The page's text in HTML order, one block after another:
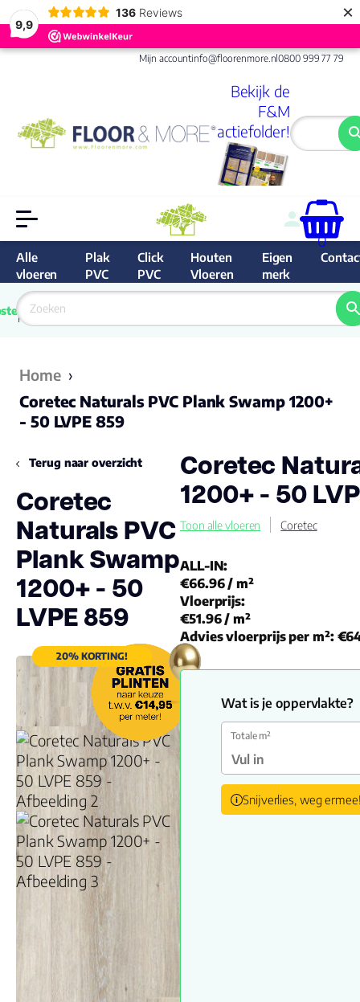
9,9
136 Reviews ×
Mijn accountinfo@floorenmore.nl0800 999 77 79
Bekijk de
F&M
actiefolder!
0
Alle
vloeren
Plak
PVC
Click
PVC
Houten
Vloeren
Eigen
merk
van
Nederland
9.6/10
Home ›
Coretec Naturals PVC Plank Swamp 1200+
- 50 LVPE 859
Terug naar overzicht
Coretec
Naturals PVC
Plank Swamp
1200+ - 50
LVPE 859
20% KORTING!
Coretec
1200+ - 50
Toon alle vloeren Coretec
ALL-IN:
€66.96/ m²
Vloerprijs:
€51.96/ m²
Advies vloerprijs per m²:
Wat is je oppervlakte?
Totale m²
Snijverlies, weg